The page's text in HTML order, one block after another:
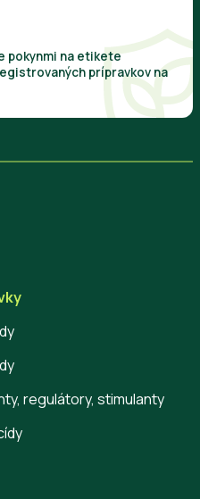
pokynmi na etikete
prípravkov na
regulátory, stimulanty